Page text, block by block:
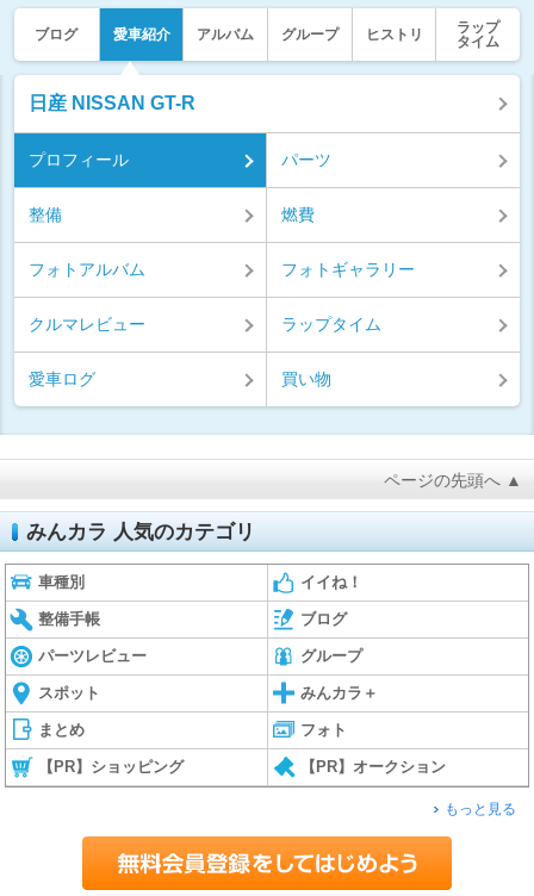
ブログ 愛車紹介 アルバム グループ ヒストリ
ラップ
タイム
日産 NISSAN GT-R
プロフィール パーツ
整備 燃費
フォトアルバム フォトギャラリー
クルマレビュー ラップタイム
愛車ログ 買い物
ページの先頭へ ▲
みんカラ 人気のカテゴリ
車種別 イイね！
整備手帳 ブログ
パーツレビュー グループ
スポット みんカラ＋
まとめ フォト
【PR】ショッピング 【PR】オークション
もっと見る